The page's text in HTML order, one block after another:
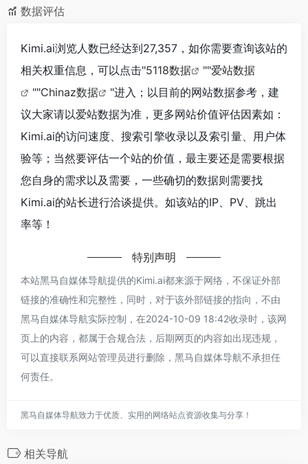
数据评估
Kimi.ai浏览人数已经达到27,357，如你需要查询该站的
相关权重信息，可以点击"5118数据 ""爱站数据
""Chinaz数据
"进入；以目前的网站数据参考，建
议大家请以爱站数据为准，更多网站价值评估因素如：
Kimi.ai的访问速度、搜索引擎收录以及索引量、用户体
验等；当然要评估一个站的价值，最主要还是需要根据
您自身的需求以及需要，一些确切的数据则需要找
Kimi.ai的站长进行洽谈提供。如该站的IP、PV、跳出
率等！
特别声明
本站黑马自媒体导航提供的Kimi.ai都来源于网络，不保证外部
链接的准确性和完整性，同时，对于该外部链接的指向，不由
黑马自媒体导航实际控制，在2024-10-09 18:42收录时，该网
页上的内容，都属于合规合法，后期网页的内容如出现违规，
可以直接联系网站管理员进行删除，黑马自媒体导航不承担任
何责任。
黑马自媒体导航致力于优质、实用的网络站点资源收集与分享！
相关导航